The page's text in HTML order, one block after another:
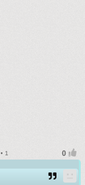
1